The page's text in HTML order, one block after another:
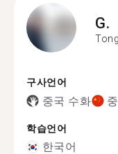
G.
구사언어
중국 수화
학습언어
한국어